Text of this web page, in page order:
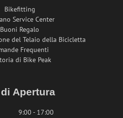
Bikefitting
Service Center
Buoni Regalo
del Telaio della Bicicletta
Frequenti
di Bike Peak
Apertura
9:00 - 17:00